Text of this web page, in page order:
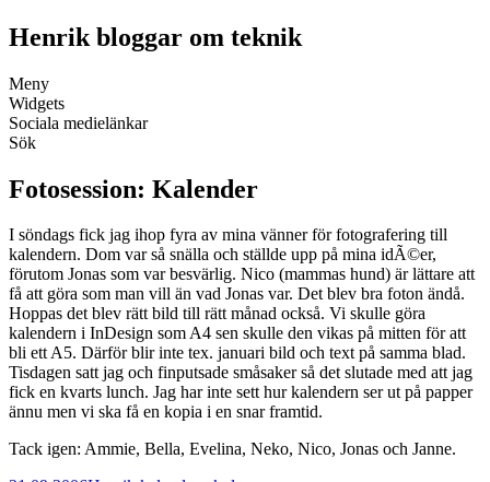
Henrik bloggar om teknik
Meny
Widgets
Sociala medielänkar
Sök
Fotosession: Kalender
I söndags fick jag ihop fyra av mina vänner för fotografering till
kalendern. Dom var så snälla och ställde upp på mina idÃ©er,
förutom Jonas som var besvärlig. Nico (mammas hund) är lättare att
få att göra som man vill än vad Jonas var. Det blev bra foton ändå.
Hoppas det blev rätt bild till rätt månad också. Vi skulle göra
kalendern i InDesign som A4 sen skulle den vikas på mitten för att
bli ett A5. Därför blir inte tex. januari bild och text på samma blad.
Tisdagen satt jag och finputsade småsaker så det slutade med att jag
fick en kvarts lunch. Jag har inte sett hur kalendern ser ut på papper
ännu men vi ska få en kopia i en snar framtid.
Tack igen: Ammie, Bella, Evelina, Neko, Nico, Jonas och Janne.